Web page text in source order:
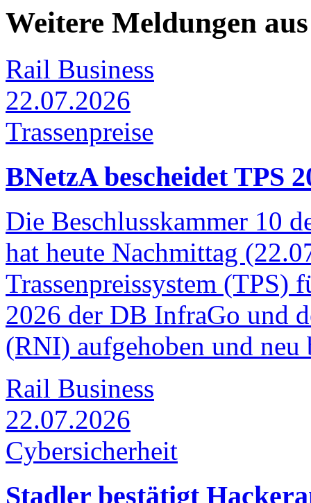
Weitere Meldungen
Rail Business
22.07.2026
Trassenpreise
BNetzA bescheidet TPS
Die Beschlusskammer 10
hat heute Nachmittag
Trassenpreissystem (TPS)
2026 der DB InfraGo und
(RNI) aufgehoben und neu
Rail Business
22.07.2026
Cybersicherheit
Stadler bestätigt